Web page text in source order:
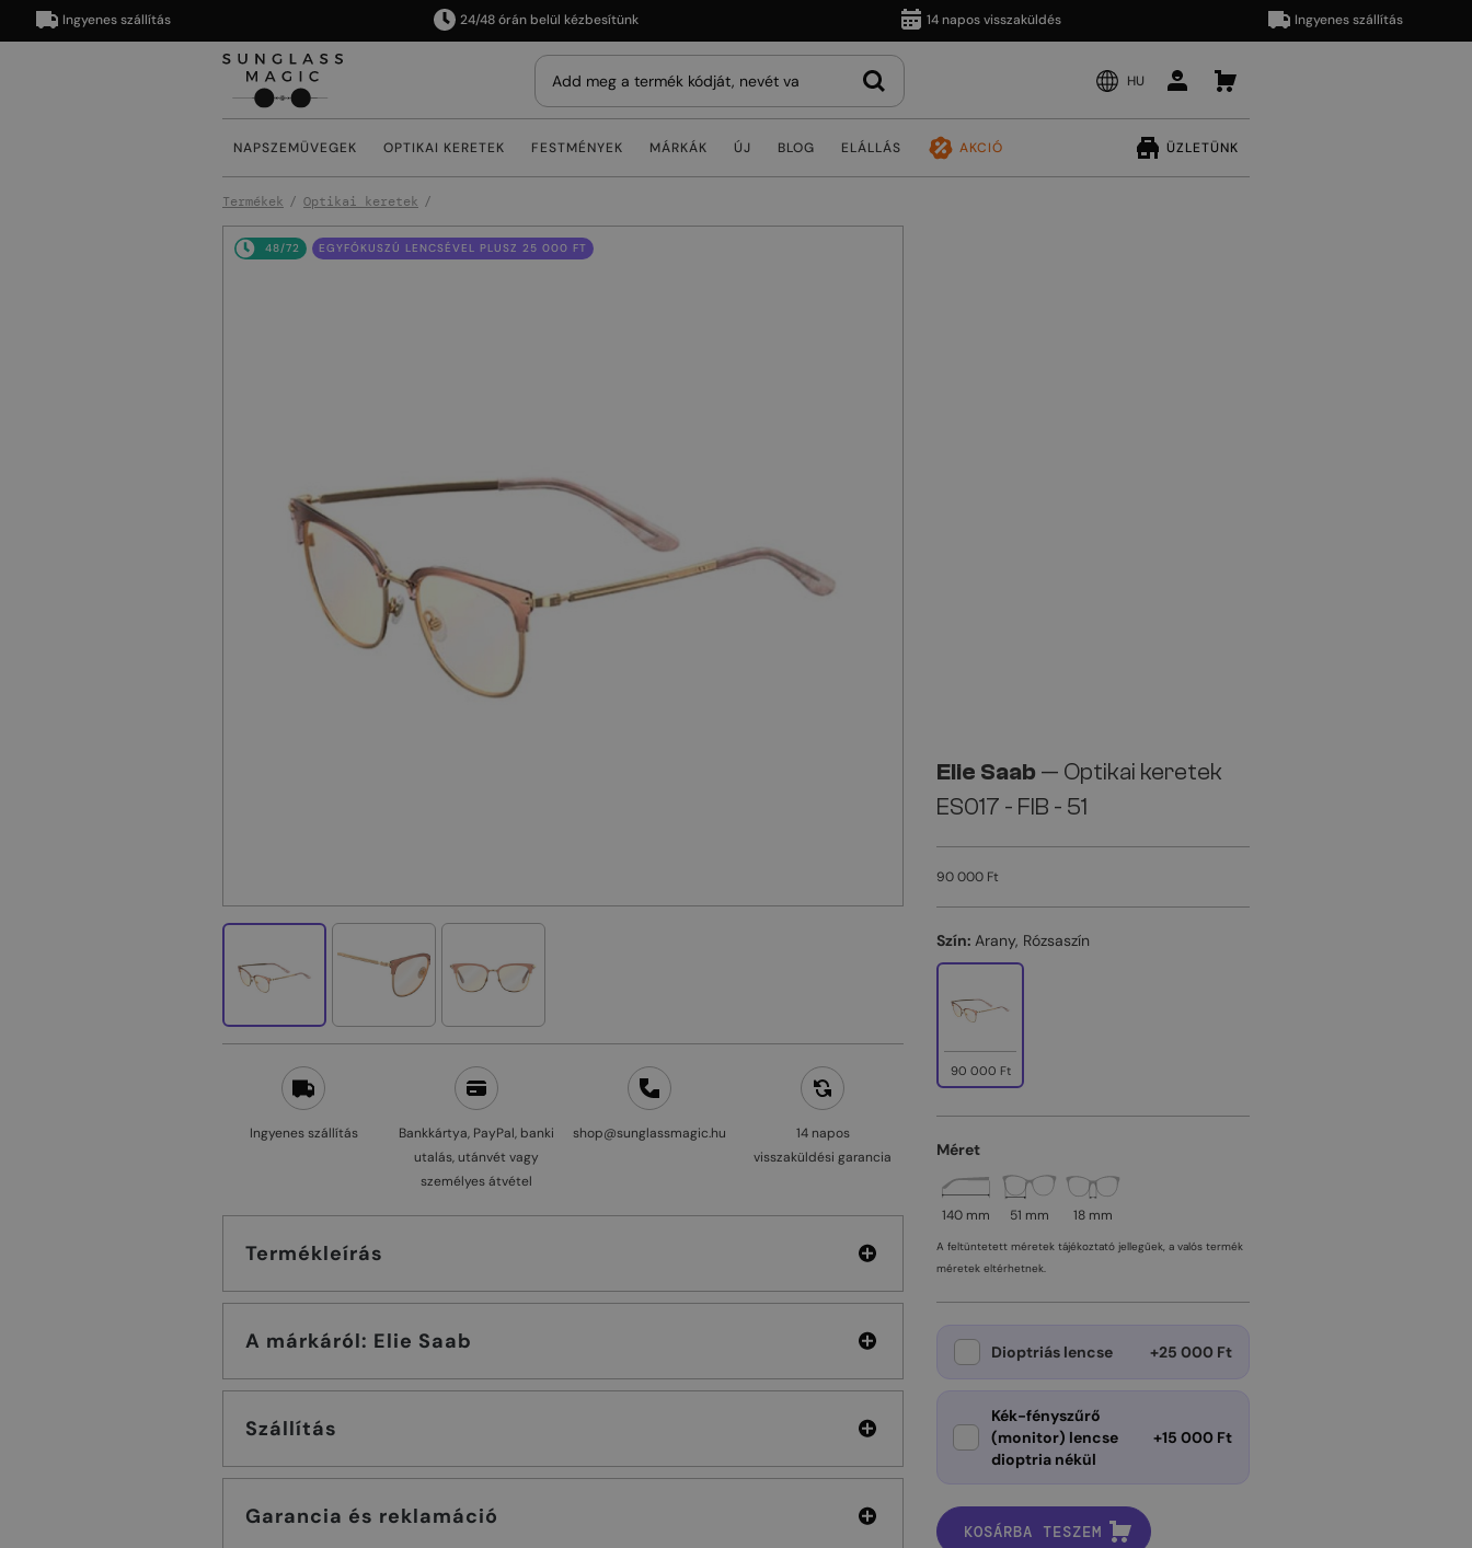
Ingyenes szállítás 24/48 órán belül kézbesítünk 14 napos visszaküldés Ingyenes szállítás
HU
NAPSZEMÜVEGEK OPTIKAI KERETEK FESTMÉNYEK MÁRKÁK ÚJ BLOG ELÁLLÁS AKCIÓ ÜZLETÜNK
Termékek Optikai keretek
48/72 EGYFÓKUSZÚ LENCSÉVEL PLUSZ 25 000 FT
Ingyenes szállítás
Bankkártya, PayPal, banki
utalás, utánvét vagy
személyes átvétel
shop@sunglassmagic.hu
14 napos
visszaküldési garancia
Termékleírás
A márkáról: Elie Saab
Szállítás
Garancia és reklamáció
Elie Saab — Optikai keretek
ES017 - FIB - 51
90 000 Ft
Szín: Arany, Rózsaszín
90 000 Ft
Méret
140 mm 51 mm 18 mm
A feltüntetett méretek tájékoztató jellegűek, a valós termék
méretek eltérhetnek.
Dioptriás lencse +25 000 Ft
Kék-fényszűrő
(monitor) lencse
dioptria nékül
+15 000 Ft
KOSÁRBA TESZEM